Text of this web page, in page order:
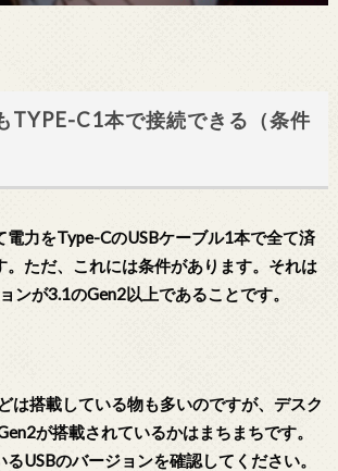
TYPE-C1本で接続できる（条件
電力をType-CのUSBケーブル1本で全て済
。ただ、これには条件があります。それは
ンが3.1のGen2以上であることです。
は搭載している物も多いのですが、デスク
が搭載されているかはまちまちです。
USBのバージョンを確認してください。